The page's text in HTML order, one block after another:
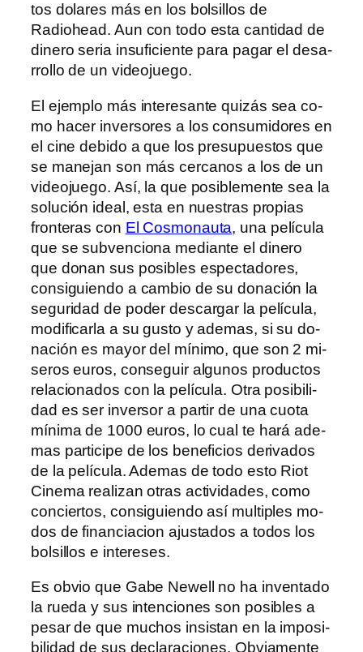
tos do­la­res más en los bol­si­llos de
Radiohead. Aun con to­do es­ta can­ti­dad de
di­ne­ro se­ria in­su­fi­cien­te pa­ra pa­gar el de­sa­
rro­llo de un videojuego.
El ejem­plo más in­tere­san­te qui­zás sea co­
mo ha­cer in­ver­so­res a los con­su­mi­do­res en
el ci­ne de­bi­do a que los pre­su­pues­tos que
se ma­ne­jan son más cer­ca­nos a los de un
vi­deo­jue­go. Así, la que po­si­ble­men­te sea la
so­lu­ción ideal, es­ta en nues­tras pro­pias
fron­te­ras con El Cosmonauta, una pe­lí­cu­la
que se sub­ven­cio­na me­dian­te el di­ne­ro
que do­nan sus po­si­bles es­pec­ta­do­res,
con­si­guien­do a cam­bio de su do­na­ción la
se­gu­ri­dad de po­der des­car­gar la pe­lí­cu­la,
mo­di­fi­car­la a su gus­to y ade­mas, si su do­
na­ción es ma­yor del mí­ni­mo, que son 2 mi­
se­ros eu­ros, con­se­guir al­gu­nos pro­duc­tos
re­la­cio­na­dos con la pe­lí­cu­la. Otra po­si­bi­li­
dad es ser in­ver­sor a par­tir de una cuo­ta
mí­ni­ma de 1000 eu­ros, lo cual te ha­rá ade­
mas par­ti­ci­pe de los be­ne­fi­cios de­ri­va­dos
de la pe­lí­cu­la. Ademas de to­do es­to Riot
Cinema rea­li­zan otras ac­ti­vi­da­des, co­mo
con­cier­tos, con­si­guien­do así mul­ti­ples mo­
dos de fi­nan­cia­cion ajus­ta­dos a to­dos los
bol­si­llos e intereses.
Es ob­vio que Gabe Newell no ha in­ven­ta­do
la rue­da y sus in­ten­cio­nes son po­si­bles a
pe­sar de que mu­chos in­sis­tan en la im­po­si­
bi­li­dad de sus de­cla­ra­cio­nes. Obviamente